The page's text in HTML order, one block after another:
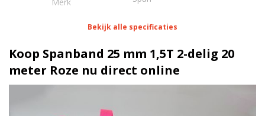
meter Roze
Lengte 1 meter
Bekijk alle specificaties
Koop Spanband 25 mm 1,5T 2-delig 20
meter Roze nu direct online